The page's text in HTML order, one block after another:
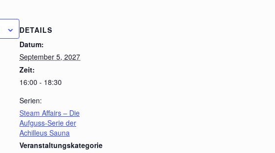
DETAILS
Datum:
September 5, 2027
Zeit:
16:00 - 18:30
Serien:
Steam Affairs – Die
Aufguss-Serie der
Achilleus Sauna
Veranstaltungskategorie